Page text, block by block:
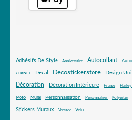
Adhésifs De Style Anniversaire Autocollant
CHANEL Decal Decostickerstore Design
Décoration Décoration Intérieure France Harley
Moto Mural Personnalisation Personnaliser Polyester
Stickers Muraux Versace Vélo